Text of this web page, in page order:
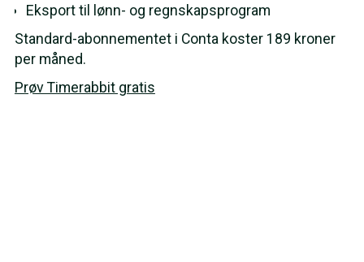
Eksport til lønn- og regnskapsprogram
Standard-abonnementet i Conta koster 189 kroner
per måned.
Prøv Timerabbit gratis